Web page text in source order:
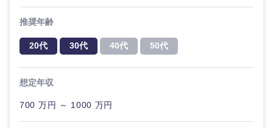
推奨年齢
20代 30代 40代 50代
想定年収
700 万円 ～ 1000 万円